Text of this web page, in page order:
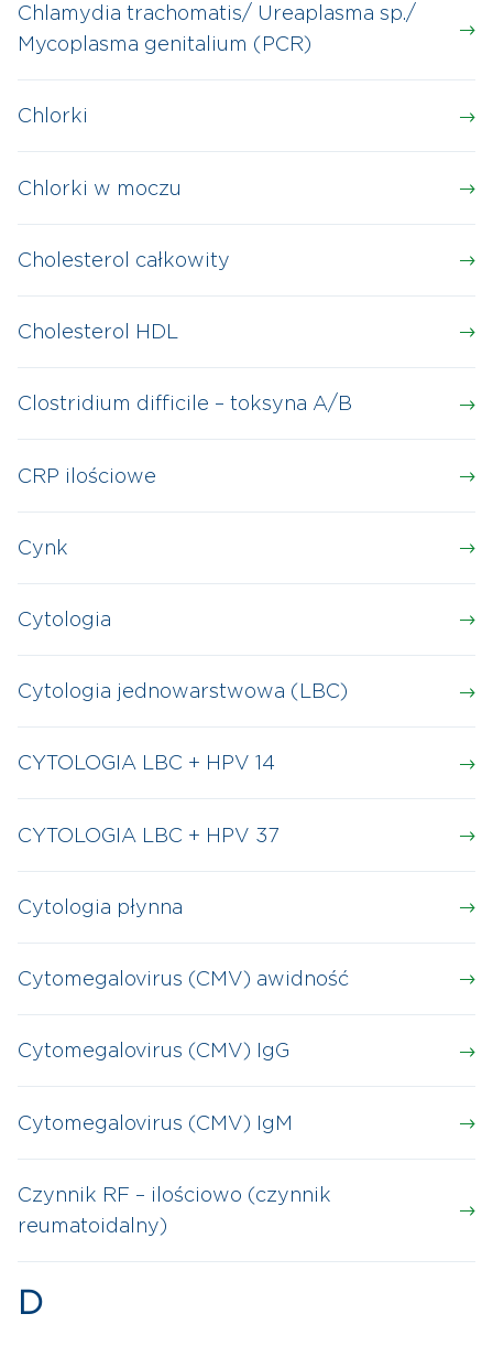
Chlamydia trachomatis/ Ureaplasma sp./
Mycoplasma genitalium (PCR)
Chlorki
Chlorki w moczu
Cholesterol całkowity
Cholesterol HDL
Clostridium difficile – toksyna A/B
CRP ilościowe
Cynk
Cytologia
Cytologia jednowarstwowa (LBC)
CYTOLOGIA LBC + HPV 14
CYTOLOGIA LBC + HPV 37
Cytologia płynna
Cytomegalovirus (CMV) awidność
Cytomegalovirus (CMV) IgG
Cytomegalovirus (CMV) IgM
Czynnik RF – ilościowo (czynnik
reumatoidalny)
D